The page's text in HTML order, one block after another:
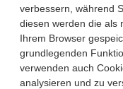
verbessern, während
diesen werden die als
Ihrem Browser
grundlegenden
verwenden auch
analysieren und zu